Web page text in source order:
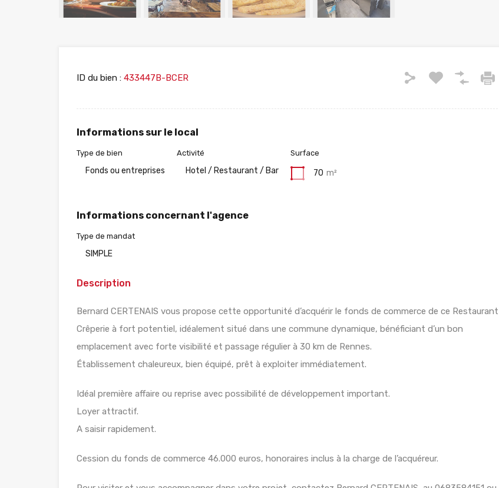
ID du bien : 433447B-BCER
Informations sur le local
Type de bien
Fonds ou entreprises
Activité
Hotel / Restaurant / Bar
Surface
70 m²
Informations concernant l'agence
Type de mandat
SIMPLE
Description
Bernard CERTENAIS vous propose cette opportunité d’acquérir le fonds de commerce de ce Restaurant
Crêperie à fort potentiel, idéalement situé dans une commune dynamique, bénéficiant d’un bon
emplacement avec forte visibilité et passage régulier à 30 km de Rennes.
Établissement chaleureux, bien équipé, prêt à exploiter immédiatement.
Idéal première affaire ou reprise avec possibilité de développement important.
Loyer attractif.
A saisir rapidement.
Cession du fonds de commerce 46.000 euros, honoraires inclus à la charge de l’acquéreur.